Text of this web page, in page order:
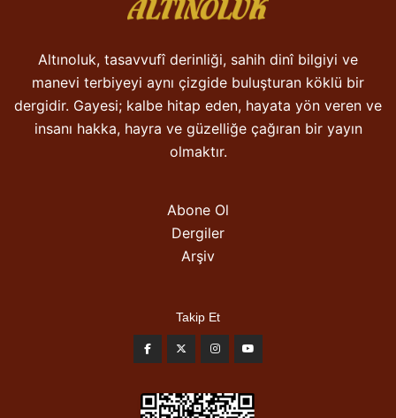
Altınoluk, tasavvufî derinliği, sahih dinî bilgiyi ve
manevi terbiyeyi aynı çizgide buluşturan köklü bir
dergidir. Gayesi; kalbe hitap eden, hayata yön veren ve
insanı hakka, hayra ve güzelliğe çağıran bir yayın
olmaktır.
Abone Ol
Dergiler
Arşiv
Takip Et